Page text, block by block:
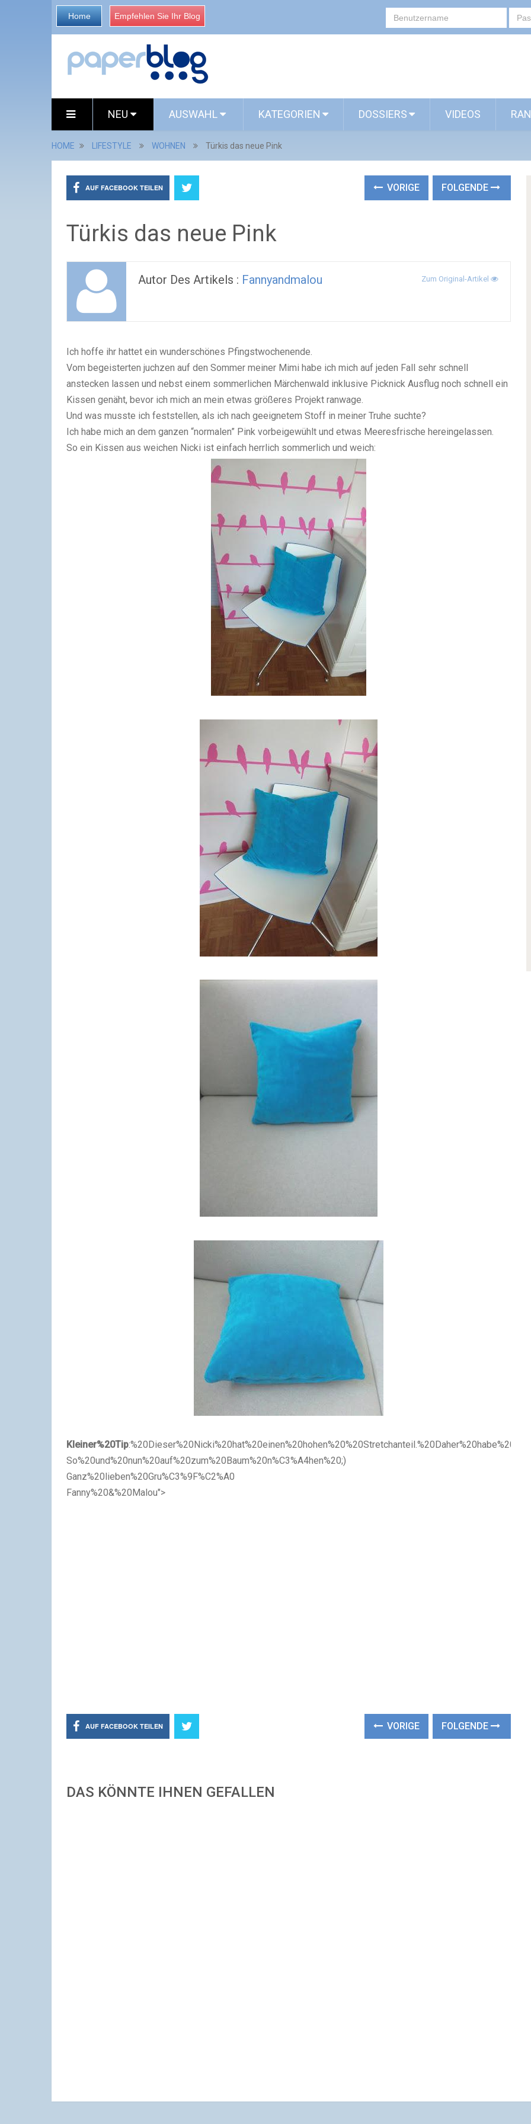
Home Empfehlen Sie Ihr Blog
NEU AUSWAHL KATEGORIEN DOSSIERS VIDEOS
HOME LIFESTYLE WOHNEN Türkis das neue Pink
AUF FACEBOOK TEILEN VORIGE FOLGENDE
Türkis das neue Pink
Autor Des Artikels : Fannyandmalou Zum Original-Artikel
Ich hoffe ihr hattet ein wunderschönes Pfingstwochenende.
Vom begeisterten juchzen auf den Sommer meiner Mimi habe ich mich auf jeden Fall sehr schnell
anstecken lassen und nebst einem sommerlichen Märchenwald inklusive Picknick Ausflug noch schnell ein
Kissen genäht, bevor ich mich an mein etwas größeres Projekt ranwage.
Und was musste ich feststellen, als ich nach geeignetem Stoff in meiner Truhe suchte?
Ich habe mich an dem ganzen “normalen” Pink vorbeigewühlt und etwas Meeresfrische hereingelassen.
So ein Kissen aus weichen Nicki ist einfach herrlich sommerlich und weich:
Kleiner%20Tip
So%20und%20nun%20auf%20zum%20Baum%20n%C3%A4hen%20;)
Ganz%20lieben%20Gru%C3%9F%C2%A0
Fanny%20&%20Malou">
AUF FACEBOOK TEILEN VORIGE FOLGENDE
DAS KÖNNTE IHNEN GEFALLEN